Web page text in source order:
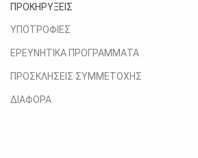
ΠΡΟΚΗΡΥΞΕΙΣ
ΥΠΟΤΡΟΦΙΕΣ
ΕΡΕΥΝΗΤΙΚΑ ΠΡΟΓΡΑΜΜΑΤΑ
ΠΡΟΣΚΛΗΣΕΙΣ ΣΥΜΜΕΤΟΧΗΣ
ΔΙΑΦΟΡΑ